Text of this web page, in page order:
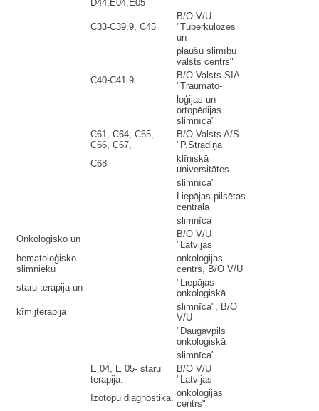
D44,E04,E05
C33-C39.9, C45
B/O V/U
"Tuberkulozes
un
plaušu slimību
valsts centrs"
C40-C41.9
B/O Valsts SIA
"Traumato-
loģijas un
ortopēdijas
slimnīca"
C61, C64, C65,
C66, C67,
B/O Valsts A/S
"P.Stradiņa
C68
klīniskā
universitātes
slimnīca"
Liepājas pilsētas
centrālā
slimnīca
Onkoloģisko un
B/O V/U
"Latvijas
hematoloģisko
slimnieku
onkoloģijas
centrs, B/O V/U
staru terapija un
"Liepājas
onkoloģiskā
ķīmijterapija
slimnīca", B/O
V/U
"Daugavpils
onkoloģiskā
slimnīca"
E 04, E 05- staru
terapija.
B/O V/U
"Latvijas
Izotopu diagnostika. onkoloģijas
centrs"